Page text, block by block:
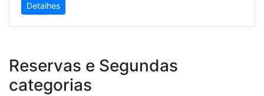
Detalhes
Reservas e Segundas
categorias